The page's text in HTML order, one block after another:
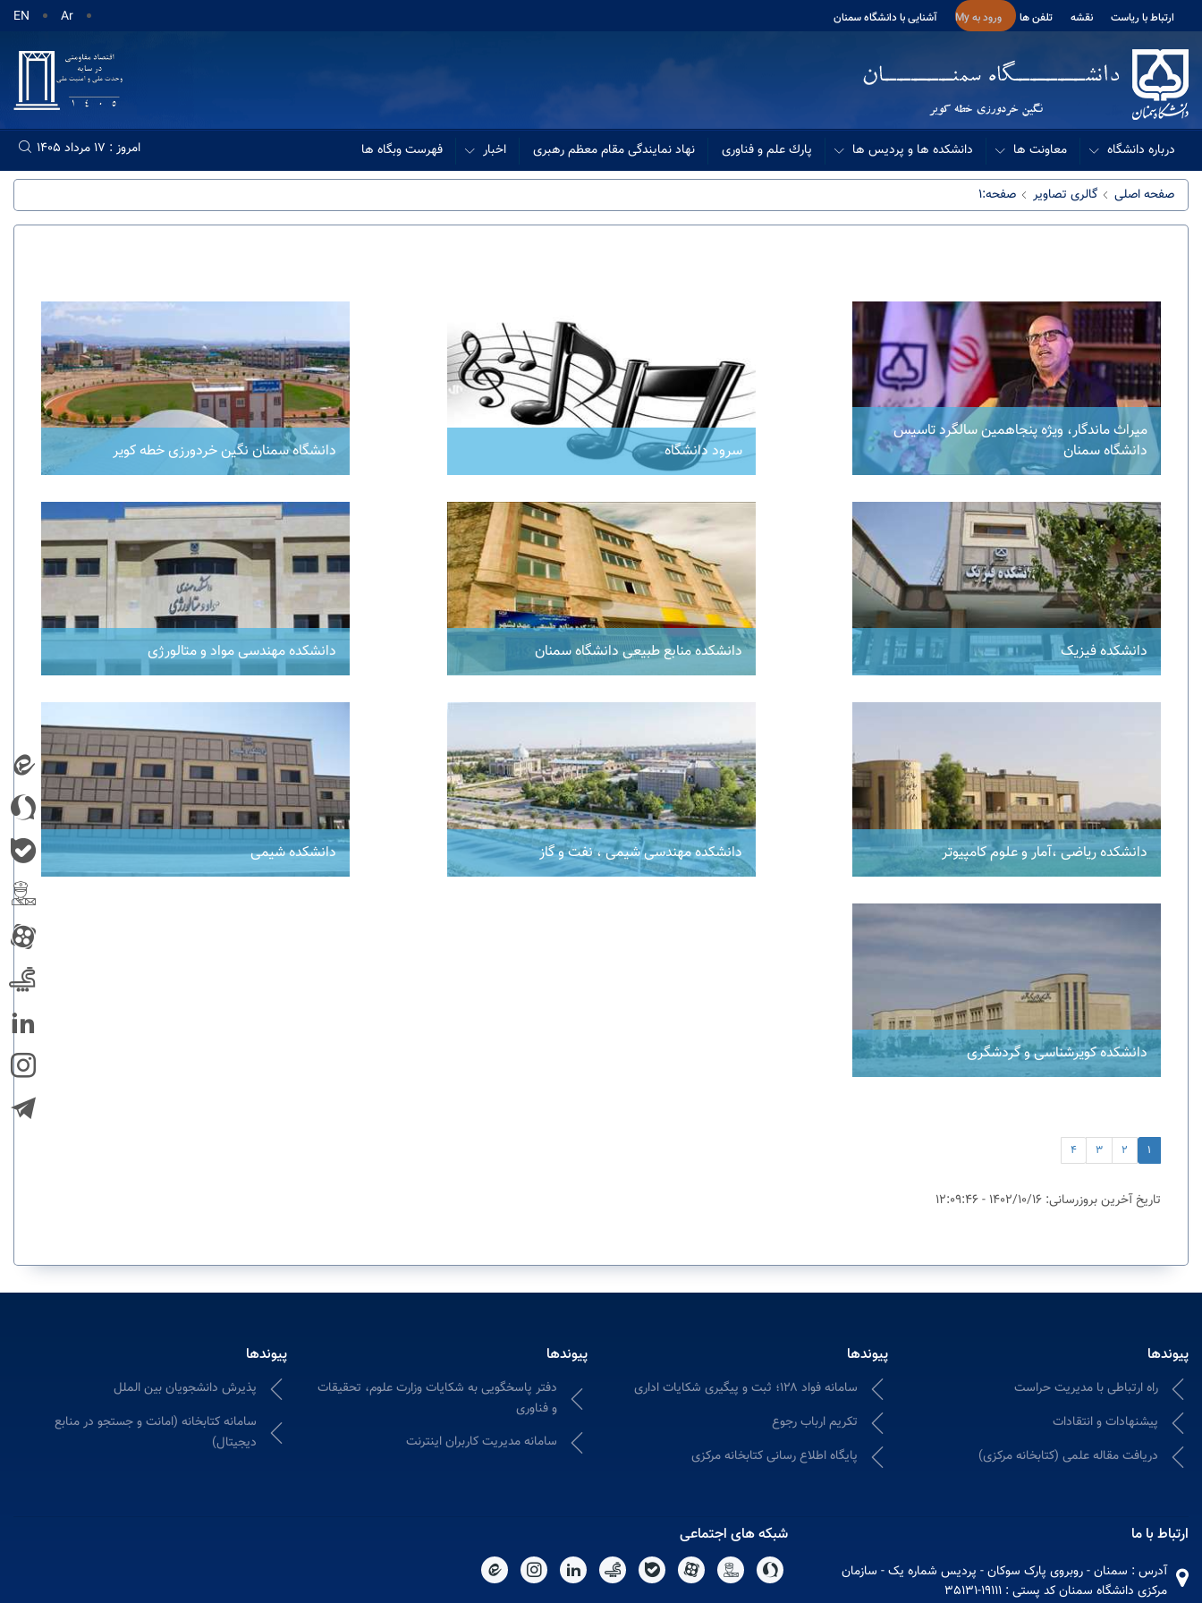
ارتباط با ریاست نقشه تلفن ها ورود به My آشنایی با دانشگاه سمنان EN Ar
درباره دانشگاه معاونت ها دانشکده ها و پردیس ها پارك علم و فناوری نهاد نمایندگی مقام معظم رهبری اخبار فهرست وبگاه ها امروز : 17 مرداد 1405
صفحه اصلی گالری تصاویر صفحه:1
میراث ماندگار، ویژه پنجاهمین سالگرد تاسیس
دانشگاه سمنان
سرود دانشگاه دانشگاه سمنان نگین خردورزی خطه کویر
دانشکده فیزیک دانشکده منابع طبیعی دانشگاه سمنان دانشکده مهندسی مواد و متالورژی
دانشکده ریاضی ،آمار و علوم کامپیوتر دانشکده مهندسی شیمی ، نفت و گاز دانشکده شیمی
دانشکده کویرشناسی و گردشگری
1
2
3
4
تاریخ آخرین بروزرسانی: 1402/10/16 - 12:09:46
پیوندها
راه ارتباطی با مدیریت حراست
پیشنهادات و انتقادات
دریافت مقاله علمی (کتابخانه مرکزی)
پیوندها
سامانه فواد ۱۲۸؛ ثبت و پیگیری شکایات اداری
تکریم ارباب رجوع
پایگاه اطلاع رسانی کتابخانه مرکزی
پیوندها
دفتر پاسخگویی به شکایات وزارت علوم، تحقیقات
و فناوری
سامانه مدیریت کاربران اینترنت
پیوندها
پذیرش دانشجویان بین الملل
سامانه كتابخانه (امانت و جستجو در منابع
دیجیتال)
ارتباط با ما
آدرس : سمنان - روبروی پارک سوکان - پردیس شماره یک - سازمان
مرکزی دانشگاه سمنان کد پستی : 19111-35131
شبکه های اجتماعی